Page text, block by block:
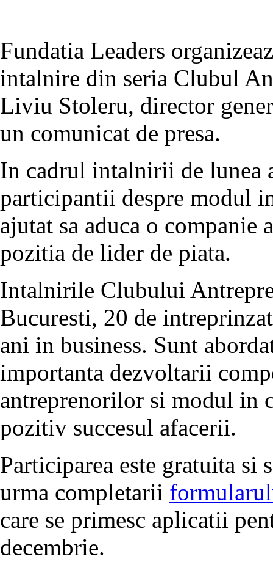
Fundatia Leaders
intalnire din seria Clubul
Liviu Stoleru, director
un comunicat de presa.
In cadrul intalnirii de lunea
participantii despre modul
ajutat sa aduca o
pozitia de lider de piata.
Intalnirile Clubului
Bucuresti, 20 de
ani in business. Sunt
importanta dezvoltarii
antreprenorilor si modul in
pozitiv succesul afacerii.
Participarea este gratuita si
urma completarii
care se primesc aplicatii
decembrie.